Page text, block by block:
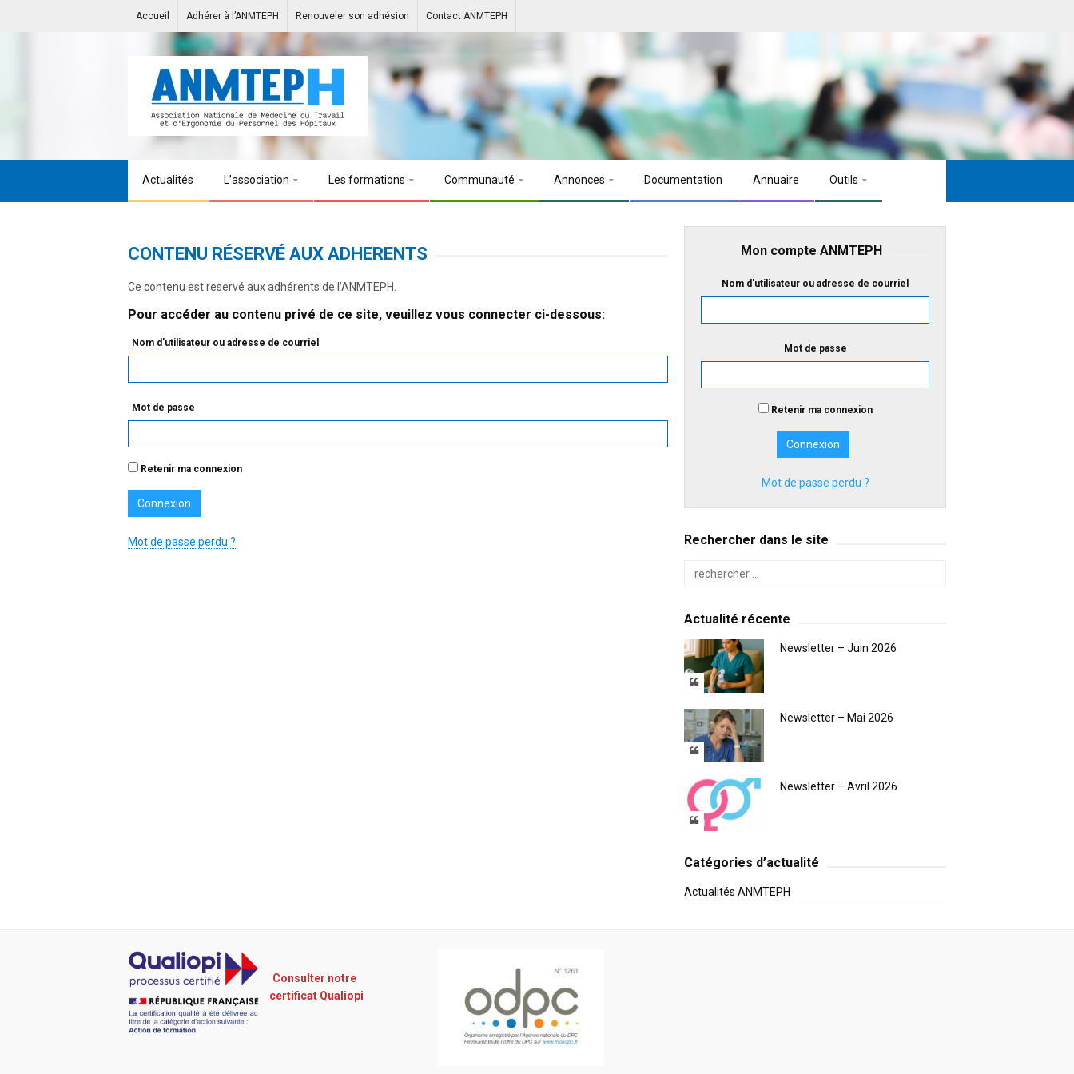
Accueil Adhérer à l’ANMTEPH Renouveler son adhésion Contact ANMTEPH
Actualités L’association Les formations Communauté Annonces Documentation Annuaire Outils
CONTENU RÉSERVÉ AUX ADHERENTS
Ce contenu est reservé aux adhérents de l'ANMTEPH.
Pour accéder au contenu privé de ce site, veuillez vous connecter ci-dessous:
Nom d'utilisateur ou adresse de courriel
Mot de passe
Retenir ma connexion
Mot de passe perdu ?
Mon compte ANMTEPH
Nom d'utilisateur ou adresse de courriel
Mot de passe
Retenir ma connexion
Mot de passe perdu ?
Rechercher dans le site
Actualité récente
Newsletter – Juin 2026
Newsletter – Mai 2026
Newsletter – Avril 2026
Catégories d’actualité
Actualités ANMTEPH
Consulter notre
certificat Qualiopi